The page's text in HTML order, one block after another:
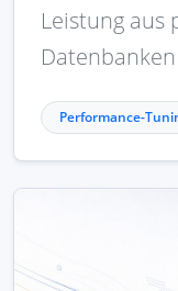
Leistung aus
Performance-